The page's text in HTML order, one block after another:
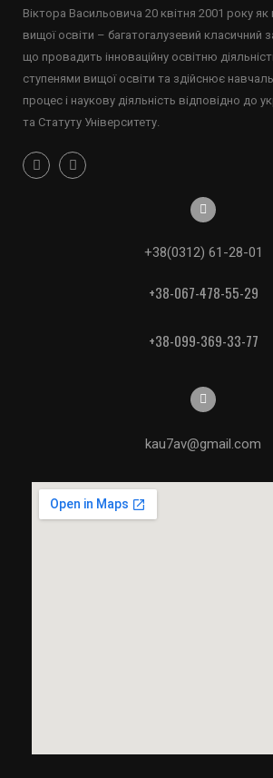
Віктора Васильовича 20 квітня 2001 року
вищої освіти – багатогалузевий класичний
що провадить інноваційну освітню
ступенями вищої освіти та здійснює
процес і наукову діяльність відповідно до
та Статуту Університету.
+38(0312) 61-28-01
+38-067-478-55-29
+38-099-369-33-77
kau7av@gmail.com